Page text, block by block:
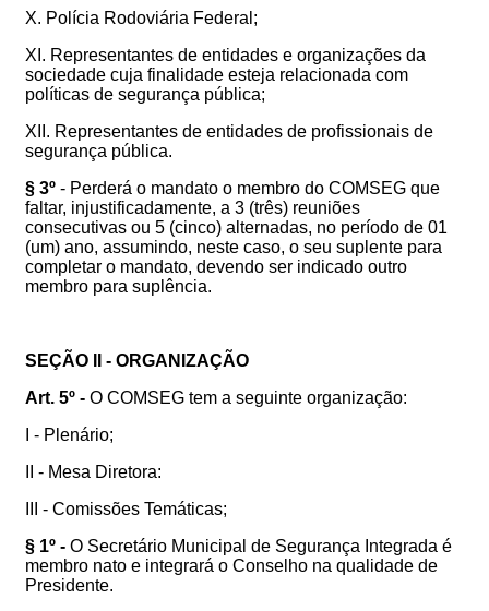
X. Polícia Rodoviária Federal;
XI. Representantes de entidades e organizações da
sociedade cuja finalidade esteja relacionada com
políticas de segurança pública;
XII. Representantes de entidades de profissionais de
segurança pública.
§ 3º - Perderá o mandato o membro do COMSEG que
faltar, injustificadamente, a 3 (três) reuniões
consecutivas ou 5 (cinco) alternadas, no período de 01
(um) ano, assumindo, neste caso, o seu suplente para
completar o mandato, devendo ser indicado outro
membro para suplência.
SEÇÃO II - ORGANIZAÇÃO
Art. 5º - O COMSEG tem a seguinte organização:
I - Plenário;
II - Mesa Diretora:
III - Comissões Temáticas;
§ 1º - O Secretário Municipal de Segurança Integrada é
membro nato e integrará o Conselho na qualidade de
Presidente.